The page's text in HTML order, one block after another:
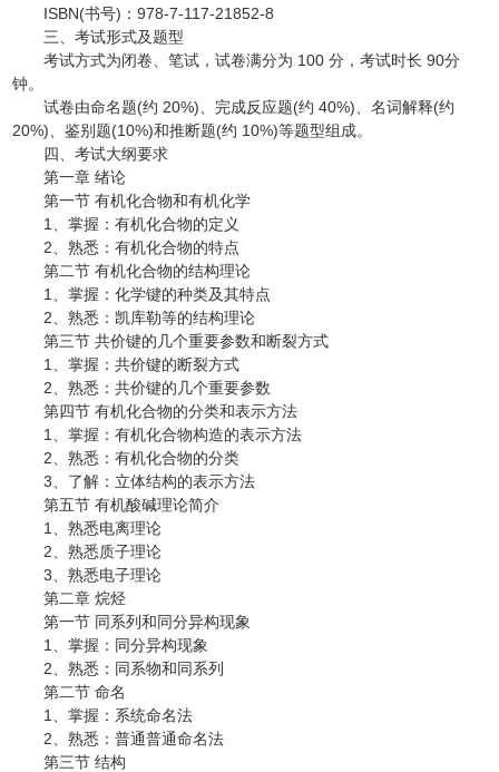
ISBN(书号)：978-7-117-21852-8
三、考试形式及题型
考试方式为闭卷、笔试，试卷满分为 100 分，考试时长 90分
钟。
试卷由命名题(约 20%)、完成反应题(约 40%)、名词解释(约
20%)、鉴别题(10%)和推断题(约 10%)等题型组成。
四、考试大纲要求
第一章 绪论
第一节 有机化合物和有机化学
1、掌握：有机化合物的定义
2、熟悉：有机化合物的特点
第二节 有机化合物的结构理论
1、掌握：化学键的种类及其特点
2、熟悉：凯库勒等的结构理论
第三节 共价键的几个重要参数和断裂方式
1、掌握：共价键的断裂方式
2、熟悉：共价键的几个重要参数
第四节 有机化合物的分类和表示方法
1、掌握：有机化合物构造的表示方法
2、熟悉：有机化合物的分类
3、了解：立体结构的表示方法
第五节 有机酸碱理论简介
1、熟悉电离理论
2、熟悉质子理论
3、熟悉电子理论
第二章 烷烃
第一节 同系列和同分异构现象
1、掌握：同分异构现象
2、熟悉：同系物和同系列
第二节 命名
1、掌握：系统命名法
2、熟悉：普通普通命名法
第三节 结构